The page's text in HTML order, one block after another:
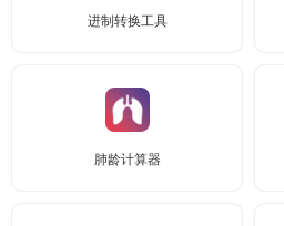
进制转换工具
肺龄计算器